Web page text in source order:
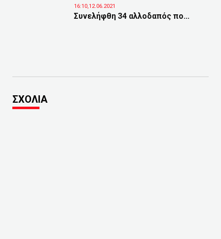
16:10,12.06.2021
Συνελήφθη 34 αλλοδαπός πο...
ΣΧΟΛΙΑ